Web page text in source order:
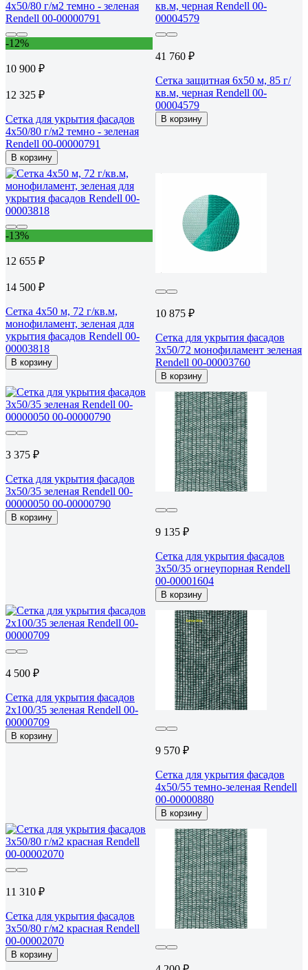
-12%
10 900 ₽
12 325 ₽
Сетка для укрытия фасадов
4х50/80 г/м2 темно - зеленая
Rendell 00-00000791
В корзину
41 760 ₽
Сетка защитная 6x50 м, 85 г/
кв.м, черная Rendell 00-
00004579
В корзину
-13%
12 655 ₽
14 500 ₽
Сетка 4x50 м, 72 г/кв.м,
монофиламент, зеленая для
укрытия фасадов Rendell 00-
00003818
В корзину
10 875 ₽
Сетка для укрытия фасадов
3х50/72 монофиламент зеленая
Rendell 00-00003760
В корзину
3 375 ₽
Сетка для укрытия фасадов
3х50/35 зеленая Rendell 00-
00000050 00-00000790
В корзину
9 135 ₽
Сетка для укрытия фасадов
3х50/35 огнеупорная Rendell
00-00001604
В корзину
4 500 ₽
Сетка для укрытия фасадов
2х100/35 зеленая Rendell 00-
00000709
В корзину
9 570 ₽
Сетка для укрытия фасадов
4х50/55 темно-зеленая Rendell
00-00000880
В корзину
11 310 ₽
Сетка для укрытия фасадов
3х50/80 г/м2 красная Rendell
00-00002070
В корзину